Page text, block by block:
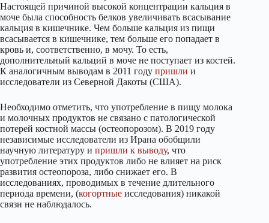
Настоящей причиной высокой концентрации кальция в
моче была способность белков увеличивать всасывание
кальция в кишечнике. Чем больше кальция из пищи
всасывается в кишечнике, тем больше его попадает в
кровь и, соответственно, в мочу. То есть,
дополнительный кальций в моче не поступает из костей.
К аналогичным выводам в 2011 году пришли и
исследователи из Северной Дакоты (США).
Необходимо отметить, что употребление в пищу молока
и молочных продуктов не связано с патологической
потерей костной массы (остеопорозом). В 2019 году
независимые исследователи из Ирана обобщили
научную литературу и пришли к выводу, что
употребление этих продуктов либо не влияет на риск
развития остеопороза, либо снижает его. В
исследованиях, проводимых в течение длительного
периода времени, (когортные исследования) никакой
связи не наблюдалось.